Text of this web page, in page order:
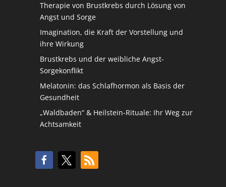
Therapie von Brustkrebs durch Lösung von
Angst und Sorge
Imagination, die Kraft der Vorstellung und
ihre Wirkung
Brustkrebs und der weibliche Angst-
Sorgekonflikt
Melatonin: das Schlafhormon als Basis der
Gesundheit
„Waldbaden“ & Heilstein-Rituale: Ihr Weg zur
Achtsamkeit